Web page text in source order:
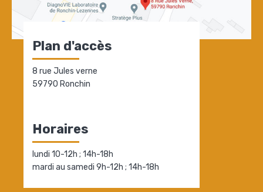
Plan d'accès
8 rue Jules verne
59790 Ronchin
Horaires
lundi 10-12h ; 14h-18h
mardi au samedi 9h-12h ; 14h-18h